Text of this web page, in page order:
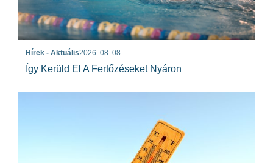
Hírek - Aktuális2026. 08. 08.
Így Kerüld El A Fertőzéseket Nyáron